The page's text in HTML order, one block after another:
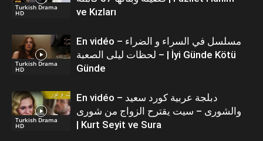
Turkish Drama
HD
ve Kızları
Turkish Drama
HD
En vidéo – مسلسل في السراء و الضراء
– لحظات ليلى الصعبة | İyi Günde Kötü
Günde
Turkish Drama
HD
En vidéo – دبلجة عربية كورد سعيد
والشورى – سيت يقترح الزواج من شورى
| Kurt Seyit ve Sura